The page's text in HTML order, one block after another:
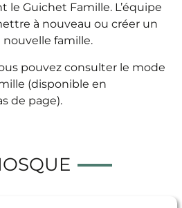
Guichet Famille. L’équipe
à nouveau ou créer un
nouvelle famille.
pouvez consulter le mode
(disponible en
de page).